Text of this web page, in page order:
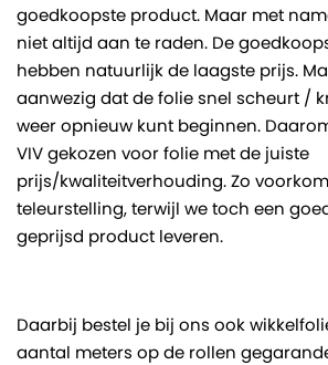
goedkoopste product. Maar met
niet altijd aan te raden. De
hebben natuurlijk de laagste prijs.
aanwezig dat de folie snel scheurt /
weer opnieuw kunt beginnen.
VIV gekozen voor folie met de juiste
prijs/kwaliteitverhouding. Zo
teleurstelling, terwijl we toch een
geprijsd product leveren.
Daarbij bestel je bij ons ook
aantal meters op de rollen